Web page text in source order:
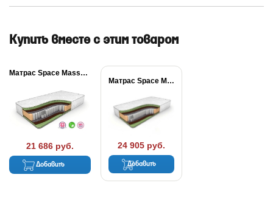
Купить вместе с этим товаром
Матрас Space Massage...
21 686 руб.
Добавить
Матрас Space Massage...
24 905 руб.
Добавить